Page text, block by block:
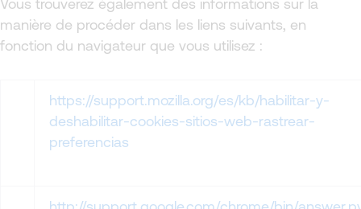
Vous trouverez également des informations sur la
manière de procéder dans les liens suivants, en
fonction du navigateur que vous utilisez :
https://support.mozilla.org/es/kb/habilitar-y-
deshabilitar-cookies-sitios-web-rastrear-
preferencias